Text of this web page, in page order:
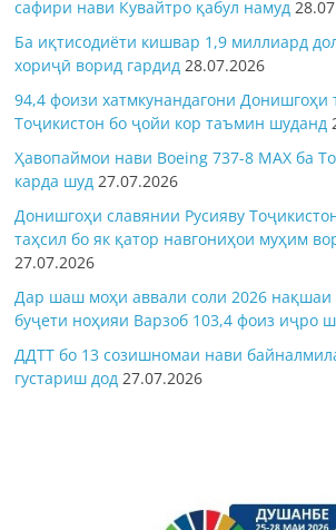
сафири нави Кувайтро қабул намуд
Ба иқтисодиёти кишвар 1,9 миллиард
хориҷӣ ворид гардид 28.07.2026
94,4 фоизи хатмкунандагони Донишгоҳи
Тоҷикистон бо ҷойи кор таъмин шуданд
Ҳавопаймои нави Boeing 737-8 MAX ба
карда шуд 27.07.2026
Донишгоҳи славянии Русияву
таҳсил бо як қатор навгониҳои муҳим
27.07.2026
Дар шаш моҳи аввали соли 2026
буҷети ноҳияи Варзоб 103,4 фоиз иҷро
ДДТТ бо 13 созишномаи нави
густариш дод 27.07.2026